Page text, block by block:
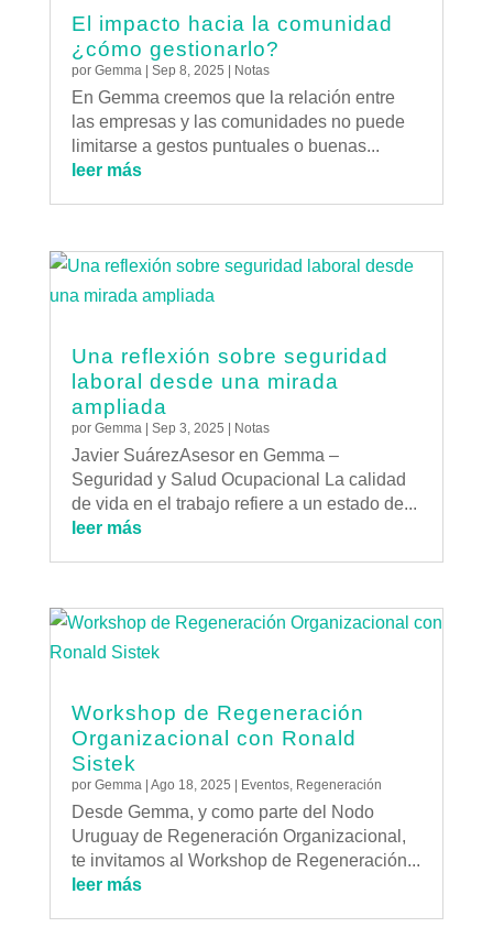
El impacto hacia la comunidad
¿cómo gestionarlo?
por Gemma| Sep 8, 2025 Notas
En Gemma creemos que la relación entre
las empresas y las comunidades no puede
limitarse a gestos puntuales o buenas...
leer más
Una reflexión sobre seguridad
laboral desde una mirada
ampliada
por Gemma | Sep 3, 2025 | Notas
Javier SuárezAsesor en Gemma –
Seguridad y Salud Ocupacional La calidad
de vida en el trabajo refiere a un estado de...
leer más
Workshop de Regeneración
Organizacional con Ronald
Sistek
por Gemma| Ago 18, 2025 | Eventos, Regeneración
Desde Gemma, y como parte del Nodo
Uruguay de Regeneración Organizacional,
te invitamos al Workshop de Regeneración...
leer más